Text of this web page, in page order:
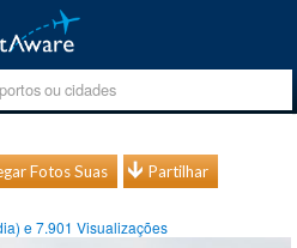
Fotos Suas Partilhar
e7.901 Visualizações